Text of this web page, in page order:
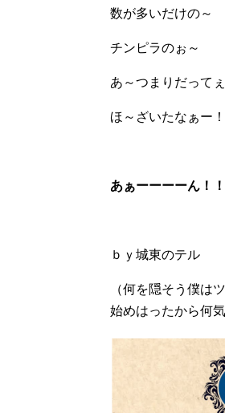
数が多いだけの～
チンピラのぉ～
あ～つまりだって
ほ～ざいたなぁー！
あぁーーーーん！！
ｂｙ城東のテル
（何を隠そう僕は
始めはったから何